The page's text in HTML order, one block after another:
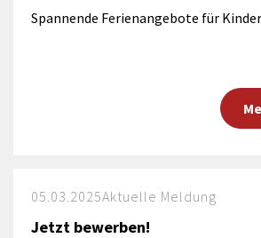
Spannende Ferienangebote für
05.03.2025Aktuelle Meldung
Jetzt bewerben!